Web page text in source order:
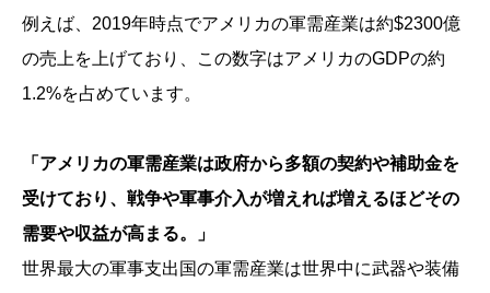
例えば、2019年時点でアメリカの軍需産業は約$2300億
の売上を上げており、この数字はアメリカのGDPの約
1.2%を占めています。
「アメリカの軍需産業は政府から多額の契約や補助金を
受けており、戦争や軍事介入が増えれば増えるほどその
需要や収益が高まる。」
世界最大の軍事支出国の軍需産業は世界中に武器や装備